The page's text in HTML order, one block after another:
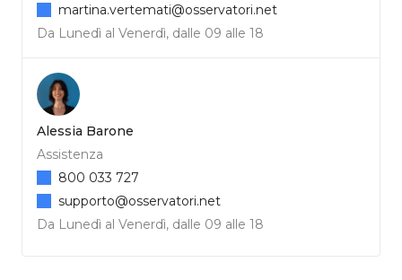
Da Lunedì al Venerdì, dalle 09 alle 18
martina.vertemati@osservatori.net
Alessia Barone
Assistenza
Da Lunedì al Venerdì, dalle 09 alle 18
800 033 727
supporto@osservatori.net